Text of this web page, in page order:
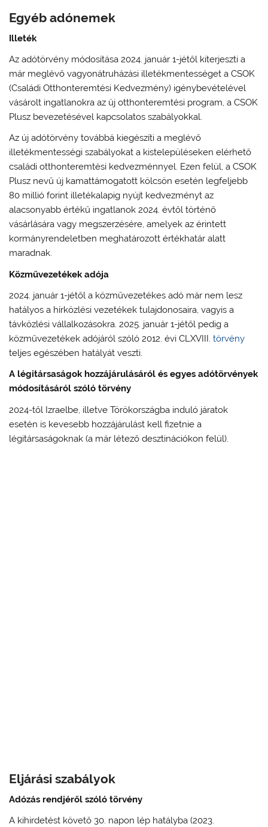
Egyéb adónemek
Illeték
Az adótörvény módosítása 2024. január 1-jétől kiterjeszti a
már meglévő vagyonátruházási illetékmentességet a CSOK
(Családi Otthonteremtési Kedvezmény) igénybevételével
vásárolt ingatlanokra az új otthonteremtési program, a CSOK
Plusz bevezetésével kapcsolatos szabályokkal.
Az új adótörvény továbbá kiegészíti a meglévő
illetékmentességi szabályokat a kistelepüléseken elérhető
családi otthonteremtési kedvezménnyel. Ezen felül, a CSOK
Plusz nevű új kamattámogatott kölcsön esetén legfeljebb
80 millió forint illetékalapig nyújt kedvezményt az
alacsonyabb értékű ingatlanok 2024. évtől történő
vásárlására vagy megszerzésére, amelyek az érintett
kormányrendeletben meghatározott értékhatár alatt
maradnak.
Közművezetékek adója
2024. január 1-jétől a közművezetékes adó már nem lesz
hatályos a hírközlési vezetékek tulajdonosaira, vagyis a
távközlési vállalkozásokra. 2025. január 1-jétől pedig a
közművezetékek adójáról szóló 2012. évi CLXVIII.törvény
teljes egészében hatályát veszti.
A légitársaságok hozzájárulásáról és egyes adótörvények
módosításáról szóló törvény
2024-től Izraelbe, illetve Törökországba induló járatok
esetén is kevesebb hozzájárulást kell fizetnie a
légitársaságoknak (a már létező desztinációkon felül).
Eljárási szabályok
Adózás rendjéről szóló törvény
A kihirdetést követő 30. napon lép hatályba (2023.